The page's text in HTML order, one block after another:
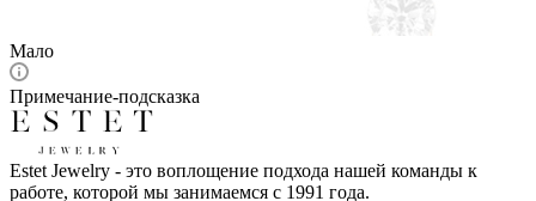
Мало
Примечание-подсказка
Estet Jewelry - это воплощение подхода нашей команды к
работе, которой мы занимаемся с 1991 года.